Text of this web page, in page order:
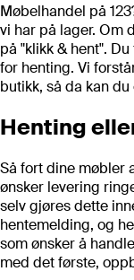
Møbelhandel på
vi har på lager. Om
på "klikk & hent".
for henting. Vi
butikk, så da kan
Henting
Så fort dine møbler
ønsker levering
selv gjøres dette
hentemelding, og
som ønsker å
med det første,